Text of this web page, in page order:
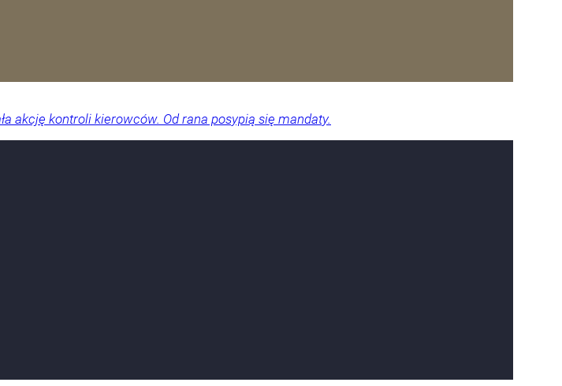
akcję kontroli kierowców. Od rana posypią się mandaty.